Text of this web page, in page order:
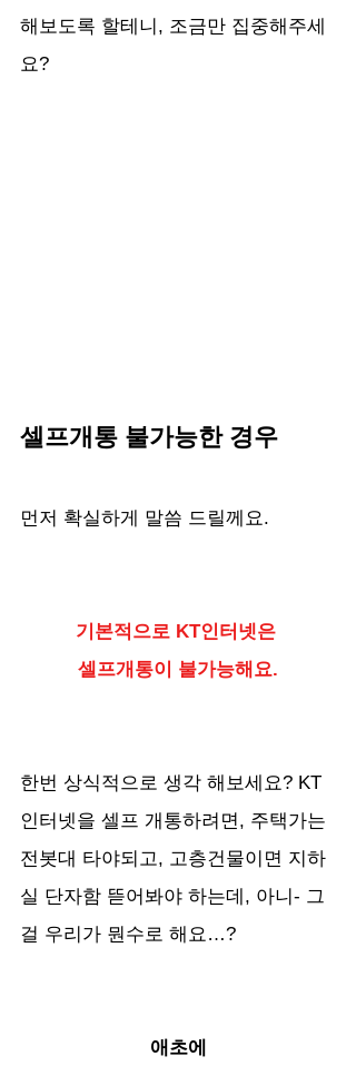
해보도록 할테니, 조금만 집중해주세
요?
셀프개통 불가능한 경우
먼저 확실하게 말씀 드릴께요.
기본적으로 KT인터넷은
셀프개통이 불가능해요.
한번 상식적으로 생각 해보세요? KT
인터넷을 셀프 개통하려면, 주택가는
전봇대 타야되고, 고층건물이면 지하
실 단자함 뜯어봐야 하는데, 아니- 그
걸 우리가 뭔수로 해요…?
애초에